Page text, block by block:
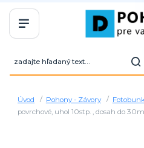
Úvod Pohony - Závory
povrchové, uhol 10stp. , dosah do